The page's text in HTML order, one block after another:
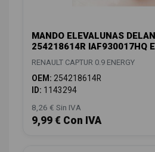
MANDO ELEVALUNAS
254218614R IAF930017HQ
RENAULT CAPTUR 0.9 ENERGY
OEM: 254218614R
ID: 1143294
8,26 € Sin IVA
9,99 € Con IVA